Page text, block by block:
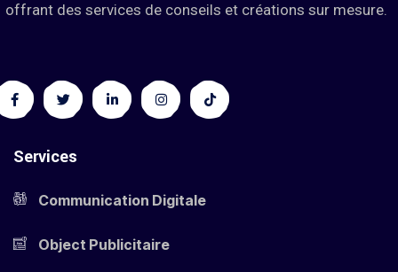
offrant des services de conseils et créations sur mesure.
Services
Communication Digitale
Object Publicitaire